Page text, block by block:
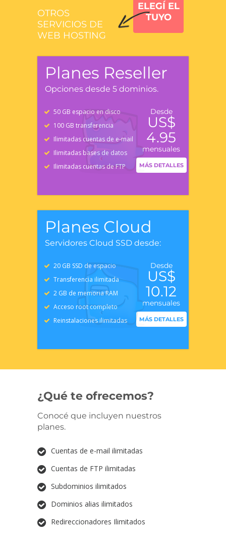
OTROS
SERVICIOS DE
WEB HOSTING
ELEGÍ EL
TUYO
Planes Reseller
Opciones desde 5 dominios.
50 GB espacio en disco
100 GB transferencia
Ilimitadas cuentas de e-mail
Ilimitadas bases de datos
Ilimitadas cuentas de FTP
Desde
US$
4.95
mensuales
MÁS DETALLES
Planes Cloud
Servidores Cloud SSD desde:
20 GB SSD de espacio
Transferencia ilimitada
2 GB de memoria RAM
Acceso root completo
Reinstalaciones ilimitadas
Desde
US$
10.12
mensuales
MÁS DETALLES
¿Qué te ofrecemos?
Conocé que incluyen nuestros
planes.
Cuentas de e-mail ilimitadas
Cuentas de FTP ilimitadas
Subdominios ilimitados
Dominios alias ilimitados
Redireccionadores Ilimitados